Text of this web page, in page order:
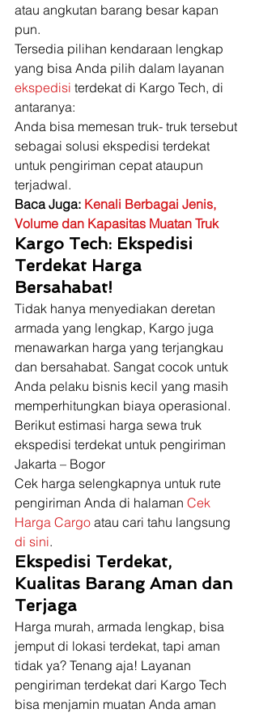
atau angkutan barang besar kapan
pun.
Tersedia pilihan kendaraan lengkap
yang bisa Anda pilih dalam layanan
ekspedisi terdekat di Kargo Tech, di
antaranya:
Anda bisa memesan truk- truk tersebut
sebagai solusi ekspedisi terdekat
untuk pengiriman cepat ataupun
terjadwal.
Baca Juga: Kenali Berbagai Jenis,
Volume dan Kapasitas Muatan Truk
Kargo Tech: Ekspedisi
Terdekat Harga
Bersahabat!
Tidak hanya menyediakan deretan
armada yang lengkap, Kargo juga
menawarkan harga yang terjangkau
dan bersahabat. Sangat cocok untuk
Anda pelaku bisnis kecil yang masih
memperhitungkan biaya operasional.
Berikut estimasi harga sewa truk
ekspedisi terdekat untuk pengiriman
Jakarta – Bogor
Cek harga selengkapnya untuk rute
pengiriman Anda di halaman Cek
Harga Cargo atau cari tahu langsung
di sini.
Ekspedisi Terdekat,
Kualitas Barang Aman dan
Terjaga
Harga murah, armada lengkap, bisa
jemput di lokasi terdekat, tapi aman
tidak ya? Tenang aja! Layanan
pengiriman terdekat dari Kargo Tech
bisa menjamin muatan Anda aman